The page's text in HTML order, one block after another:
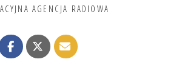
AGENCJA RADIOWA